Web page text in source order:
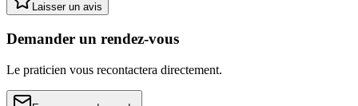
Laisser un avis
Demander un rendez-vous
Le praticien vous recontactera directement.